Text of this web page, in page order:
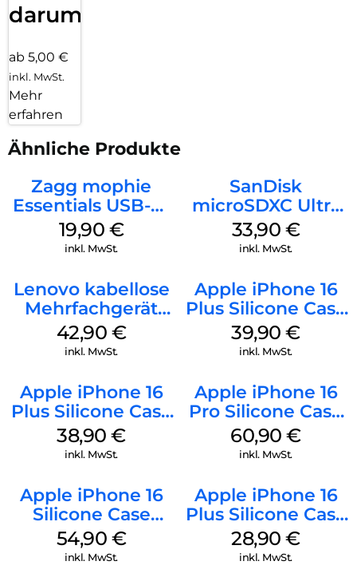
darum!
ab 5,00 €
inkl. MwSt.
Mehr
erfahren
Ähnliche Produkte
Zagg mophie
Essentials USB-C-
20W Charger PD
Weiß
19,90 €
inkl. MwSt.
SanDisk
microSDXC Ultra
128 GB + Adapter
Mobile
33,90 €
inkl. MwSt.
Lenovo kabellose
Mehrfachgerät
Luna Grey
42,90 €
inkl. MwSt.
Apple iPhone 16
Plus Silicone Case
MagSafe Plum
39,90€
inkl. MwSt.
Apple iPhone 16
Plus Silicone Case
MagSafe Denim
38,90€
inkl. MwSt.
Apple iPhone 16
Pro Silicone Case
MagSafe Stone
Gray
60,90€
inkl. MwSt.
Apple iPhone 16
Silicone Case
MagSafe Black
54,90 €
inkl. MwSt.
Apple iPhone 16
Plus Silicone Case
MagSafe Black
28,90€
inkl. MwSt.